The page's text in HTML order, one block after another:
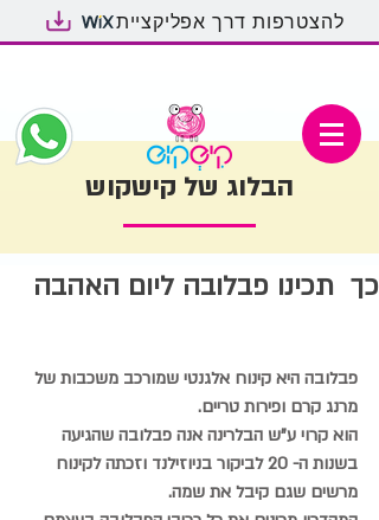
להצטרפות דרך אפליקציית
הבלוג של קישקוש
כך תכינו פבלובה ליום האהבה
פבלובה היא קינוח אלגנטי שמורכב משכבות של
מרנג קרם ופירות טריים.
הוא קרוי ע"ש הבלרינה אנה פבלובה שהגיעה
בשנות ה- 20 לביקור בניוזילנד וזכתה לקינוח
מרשים שגם קיבל את שמה.